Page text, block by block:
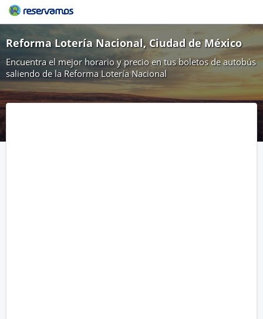
Reforma Lotería Nacional, Ciudad de México
Encuentra el mejor horario y precio en tus boletos de autobús
saliendo de la Reforma Lotería Nacional